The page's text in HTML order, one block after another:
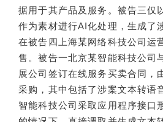
据用于其产品及服务。被告三仅
作为素材进行AI化处理，生成了
在被告四上海某网络科技公司运
售。被告一北京某智能科技公司
展公司签订在线服务买卖合同，
采购，其中包括了涉案文本转语
智能科技公司采取应用程序接口